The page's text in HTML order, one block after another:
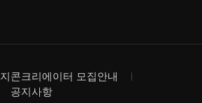
지콘크리에이터 모집안내
공지사항